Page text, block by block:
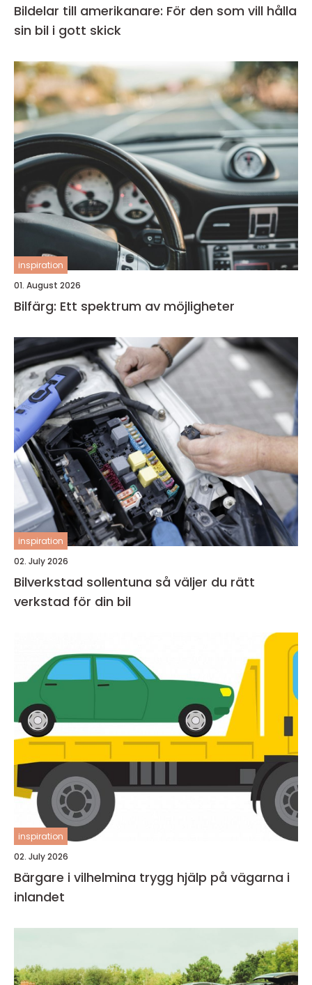
Bildelar till amerikanare: För den som vill hålla
sin bil i gott skick
inspiration
01. August 2026
Bilfärg: Ett spektrum av möjligheter
inspiration
02. July 2026
Bilverkstad sollentuna så väljer du rätt
verkstad för din bil
inspiration
02. July 2026
Bärgare i vilhelmina trygg hjälp på vägarna i
inlandet